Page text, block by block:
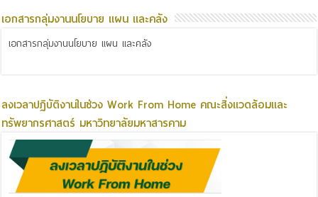
เอกสารกลุ่มงานนโยบาย แผน และคลัง
เอกสารกลุ่มงานนโยบาย แผน และคลัง
ลงเวลาปฏิบัติงานในช่วง Work From Home คณะสิ่งแวดล้อมและ
ทรัพยากรศาสตร์ มหาวิทยาลัยมหาสารคาม